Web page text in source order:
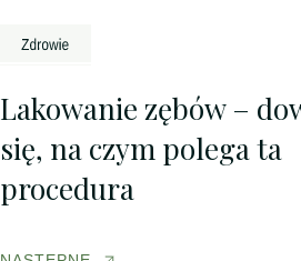
Lakowanie zębów –
się, na czym polega ta
procedura